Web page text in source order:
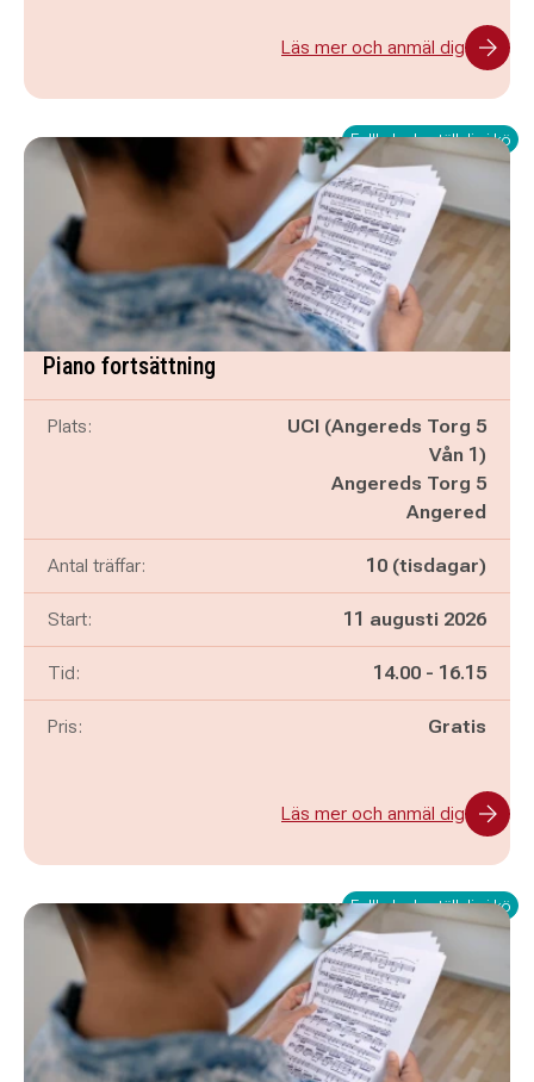
Läs mer och anmäl dig
Fullbokad - ställ dig i kö
Piano fortsättning
Plats:
UCI (Angereds Torg 5
Vån 1)
Angereds Torg 5
Angered
Antal träffar: 10 (tisdagar)
Start: 11 augusti 2026
Tid: Pågår mellan
14.00 - och
16.15
Pris: Gratis
Läs mer och anmäl dig
Fullbokad - ställ dig i kö